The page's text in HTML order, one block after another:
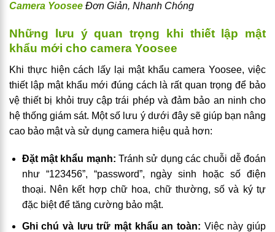
Camera Yoosee Đơn Giản, Nhanh Chóng
Những lưu ý quan trọng khi thiết lập mật
khẩu mới cho camera Yoosee
Khi thực hiện cách lấy lại mật khẩu camera Yoosee, việc
thiết lập mật khẩu mới đúng cách là rất quan trọng để bảo
vệ thiết bị khỏi truy cập trái phép và đảm bảo an ninh cho
hệ thống giám sát. Một số lưu ý dưới đây sẽ giúp bạn nâng
cao bảo mật và sử dụng camera hiệu quả hơn:
Đặt mật khẩu mạnh: Tránh sử dụng các chuỗi dễ đoán
như “123456”, “password”, ngày sinh hoặc số điện
thoại. Nên kết hợp chữ hoa, chữ thường, số và ký tự
đặc biệt để tăng cường bảo mật.
Ghi chú và lưu trữ mật khẩu an toàn: Việc này giúp